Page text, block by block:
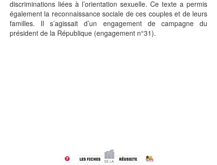
discriminations liées à l’orientation sexuelle. Ce texte a permis
également la reconnaissance sociale de ces couples et de leurs
familles. Il s’agissait d’un engagement de campagne du
président de la République (engagement n°31).